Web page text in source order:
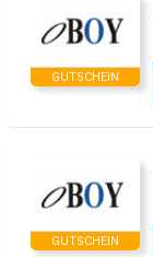
GUTSCHEIN
GUTSCHEIN